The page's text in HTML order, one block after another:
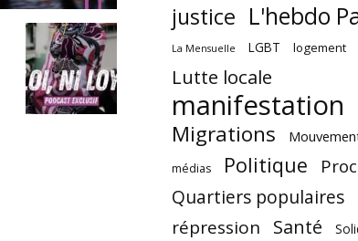
justice L'hebdo
La Mensuelle LGBT logement
Lutte locale
manifestation
Migrations
médias Politique
Quartiers populaires
répression Santé